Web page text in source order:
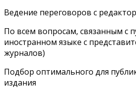
Ведение переговоров с
По всем вопросам, связанным с
иностранном языке с
журналов)
Подбор оптимального для
издания